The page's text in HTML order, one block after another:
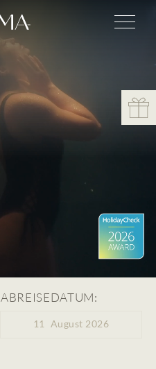
ABREISEDATUM:
11 August 2026